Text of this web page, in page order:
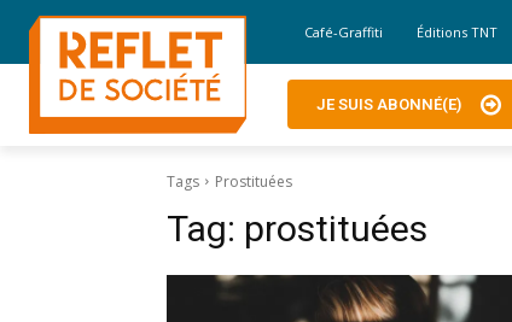
Café-Graffiti Éditions TNT
JE SUIS ABONNÉ(E)
Tags Prostituées
Tag: prostituées